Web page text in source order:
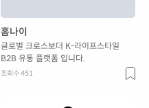
홈나이
글로벌 크로스보더 K-라이프스타일
B2B 유통 플랫폼 입니다.
조회수 451